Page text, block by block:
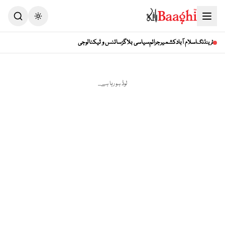
Toggle theme
ٹرینڈنگاسلام آبادکشمیرجرائمسیاسی بلاگزسائنس و ٹیکنالوجی
لوڈ ہو رہا ہے...